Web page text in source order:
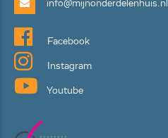
info@mijnonderdelenhuis.nl
Facebook
Instagram
Youtube